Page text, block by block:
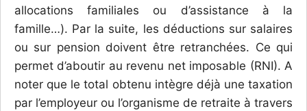
allocations familiales ou d’assistance à la
famille…). Par la suite, les déductions sur salaires
ou sur pension doivent être retranchées. Ce qui
permet d’aboutir au revenu net imposable (RNI). A
noter que le total obtenu intègre déjà une taxation
par l’employeur ou l’organisme de retraite à travers